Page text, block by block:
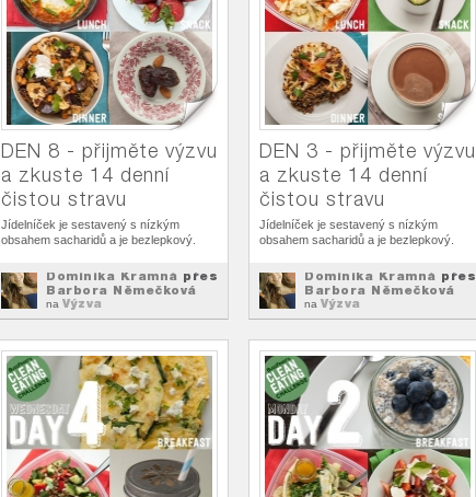
DEN 8 - přijměte výzvu
a zkuste 14 denní
čistou stravu
Jídelníček je sestavený s nízkým
obsahem sacharidů a je bezlepkový.
Dominika Kramná přes
Barbora Němečková
na Výzva
DEN 3 - přijměte výzvu
a zkuste 14 denní
čistou stravu
Jídelníček je sestavený s nízkým
obsahem sacharidů a je bezlepkový.
Dominika Kramná přes
Barbora Němečková
na Výzva